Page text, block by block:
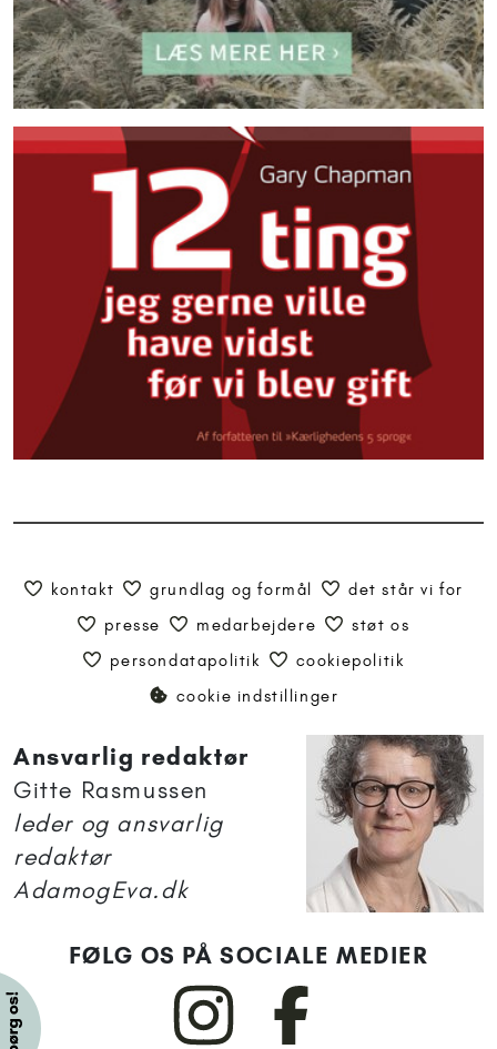
kontakt grundlag og formål
det står vi for
presse
medarbejdere
støt os
persondatapolitik
cookiepolitik
cookie indstillinger
Ansvarlig redaktør
Gitte Rasmussen
leder og ansvarlig
redaktør
AdamogEva.dk
FØLG OS PÅ SOCIALE MEDIER